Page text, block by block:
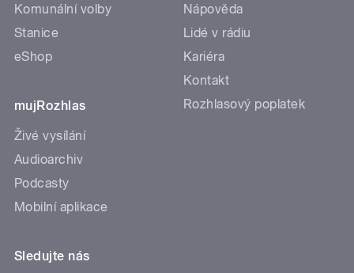
Komunální volby
Stanice
eShop
mujRozhlas
Živé vysílání
Audioarchiv
Podcasty
Mobilní aplikace
Nápověda
Lidé v rádiu
Kariéra
Kontakt
Rozhlasový poplatek
Sledujte nás